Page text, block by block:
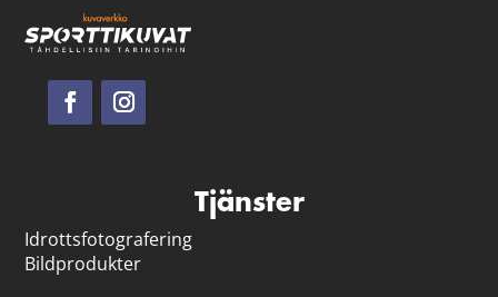
Tjänster
Idrotts­fotografering
Bildprodukter